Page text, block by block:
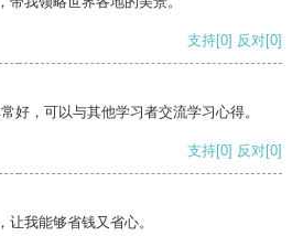
支持[0] 反对[0]
好，可以与其他学习者交流学习心得。
支持[0] 反对[0]
我能够省钱又省心。